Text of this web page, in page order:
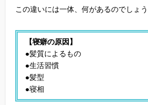
この違いには一体、何があるのでしょ
【寝癖の原因】
●髪質によるもの
●生活習慣
●髪型
●寝相